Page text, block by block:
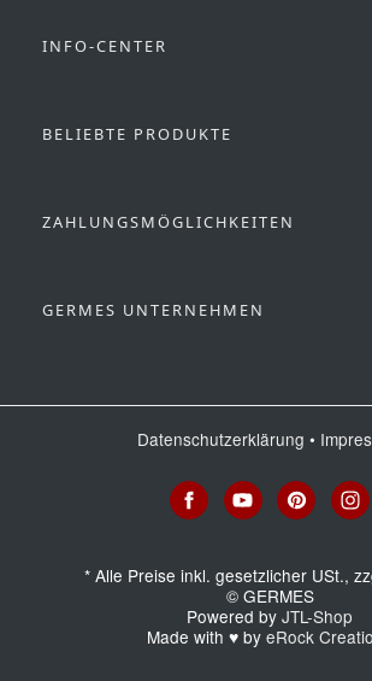
INFO-CENTER
BELIEBTE PRODUKTE
ZAHLUNGSMÖGLICHKEITEN
GERMES UNTERNEHMEN
Datenschutzerklärung •
*Alle Preise inkl. gesetzlicher USt.,
© GERMES
Powered by JTL-Shop
Made with ♥ by eRock